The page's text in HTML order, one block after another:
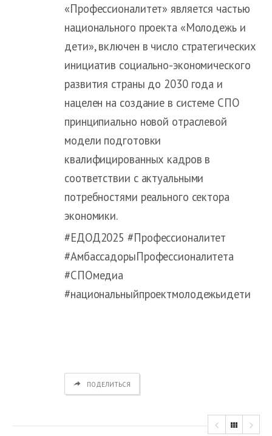
«Профессионалитет» является частью
национального проекта «Молодежь и
дети», включен в число стратегических
инициатив социально-экономического
развития страны до 2030 года и
нацелен на создание в системе СПО
принципиально новой отраслевой
модели подготовки
квалифицированных кадров в
соответствии с актуальными
потребностями реального сектора
экономики.
#ЕДОД2025 #Профессионалитет
#АмбассадорыПрофессионалитета
#СПОмедиа
#национальныйпроектмолодежьидети
ПОДЕЛИТЬСЯ